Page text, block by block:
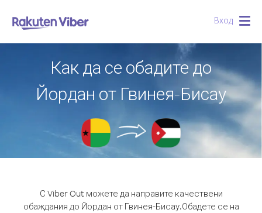
Вход
Как да се обадите до
Йордан от Гвинея-Бисау
С Viber Out можете да направите качествени
обаждания до Йордан от Гвинея-Бисау.Обадете се на